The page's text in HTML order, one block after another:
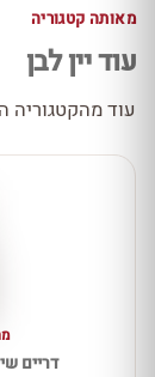
מאותה קטגוריה
עוד יין לבן
עוד
דריים